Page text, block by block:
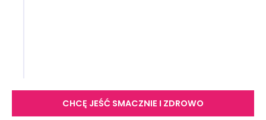
CHCĘ JEŚĆ SMACZNIE I ZDROWO